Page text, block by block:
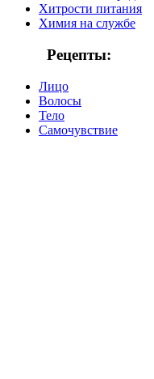
Хитрости питания
Химия на службе
Рецепты:
Лицо
Волосы
Тело
Самочувствие